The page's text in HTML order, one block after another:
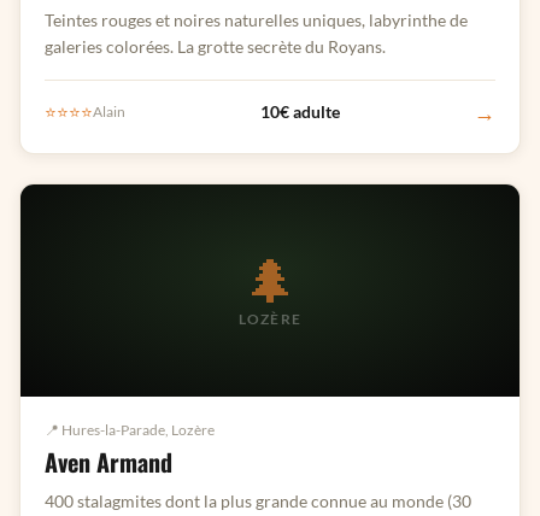
Teintes rouges et noires naturelles uniques, labyrinthe de
galeries colorées. La grotte secrète du Royans.
⭐⭐⭐⭐Alain 10€ adulte →
🌲
LOZÈRE
📍 Hures-la-Parade, Lozère
Aven Armand
400 stalagmites dont la plus grande connue au monde (30